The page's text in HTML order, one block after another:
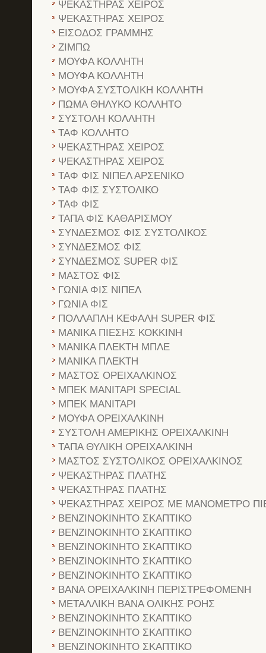
ΨΕΚΑΣΤΗΡΑΣ ΧΕΙΡΟΣ
ΨΕΚΑΣΤΗΡΑΣ ΧΕΙΡΟΣ
ΕΙΣΟΔΟΣ ΓΡΑΜΜΗΣ
ΖΙΜΠΩ
ΜΟΥΦΑ ΚΟΛΛΗΤΗ
ΜΟΥΦΑ ΚΟΛΛΗΤΗ
ΜΟΥΦΑ ΣΥΣΤΟΛΙΚΗ ΚΟΛΛΗΤΗ
ΠΩΜΑ ΘΗΛΥΚΟ ΚΟΛΛΗΤΟ
ΣΥΣΤΟΛΗ ΚΟΛΛΗΤΗ
ΤΑΦ ΚΟΛΛΗΤΟ
ΨΕΚΑΣΤΗΡΑΣ ΧΕΙΡΟΣ
ΨΕΚΑΣΤΗΡΑΣ ΧΕΙΡΟΣ
ΤΑΦ ΦΙΣ ΝΙΠΕΛ ΑΡΣΕΝΙΚΟ
ΤΑΦ ΦΙΣ ΣΥΣΤΟΛΙΚΟ
ΤΑΦ ΦΙΣ
ΤΑΠΑ ΦΙΣ ΚΑΘΑΡΙΣΜΟΥ
ΣΥΝΔΕΣΜΟΣ ΦΙΣ ΣΥΣΤΟΛΙΚΟΣ
ΣΥΝΔΕΣΜΟΣ ΦΙΣ
ΣΥΝΔΕΣΜΟΣ SUPER ΦΙΣ
ΜΑΣΤΟΣ ΦΙΣ
ΓΩΝΙΑ ΦΙΣ ΝΙΠΕΛ
ΓΩΝΙΑ ΦΙΣ
ΠΟΛΛΑΠΛΗ ΚΕΦΑΛΗ SUPER ΦΙΣ
ΜΑΝΙΚΑ ΠΙΕΣΗΣ ΚΟΚΚΙΝΗ
ΜΑΝΙΚΑ ΠΛΕΚΤΗ ΜΠΛΕ
ΜΑΝΙΚΑ ΠΛΕΚΤΗ
ΜΑΣΤΟΣ ΟΡΕΙΧΑΛΚΙΝΟΣ
ΜΠΕΚ ΜΑΝΙΤΑΡΙ SPECIAL
ΜΠΕΚ ΜΑΝΙΤΑΡΙ
ΜΟΥΦΑ ΟΡΕΙΧΑΛΚΙΝΗ
ΣΥΣΤΟΛΗ ΑΜΕΡΙΚΗΣ ΟΡΕΙΧΑΛΚΙΝΗ
ΤΑΠΑ ΘΥΛΙΚΗ ΟΡΕΙΧΑΛΚΙΝΗ
ΜΑΣΤΟΣ ΣΥΣΤΟΛΙΚΟΣ ΟΡΕΙΧΑΛΚΙΝΟΣ
ΨΕΚΑΣΤΗΡΑΣ ΠΛΑΤΗΣ
ΨΕΚΑΣΤΗΡΑΣ ΠΛΑΤΗΣ
ΨΕΚΑΣΤΗΡΑΣ ΧΕΙΡΟΣ ΜΕ ΜΑΝΟΜΕΤΡΟ
ΒΕΝΖΙΝΟΚΙΝΗΤΟ ΣΚΑΠΤΙΚΟ
ΒΕΝΖΙΝΟΚΙΝΗΤΟ ΣΚΑΠΤΙΚΟ
ΒΕΝΖΙΝΟΚΙΝΗΤΟ ΣΚΑΠΤΙΚΟ
ΒΕΝΖΙΝΟΚΙΝΗΤΟ ΣΚΑΠΤΙΚΟ
ΒΕΝΖΙΝΟΚΙΝΗΤΟ ΣΚΑΠΤΙΚΟ
BANA OPEIXAΛKINH ΠEPIΣTPEΦOMENH
METAΛΛIKH BANA OΛIKHΣ POHΣ
ΒΕΝΖΙΝΟΚΙΝΗΤΟ ΣΚΑΠΤΙΚΟ
ΒΕΝΖΙΝΟΚΙΝΗΤΟ ΣΚΑΠΤΙΚΟ
ΒΕΝΖΙΝΟΚΙΝΗΤΟ ΣΚΑΠΤΙΚΟ